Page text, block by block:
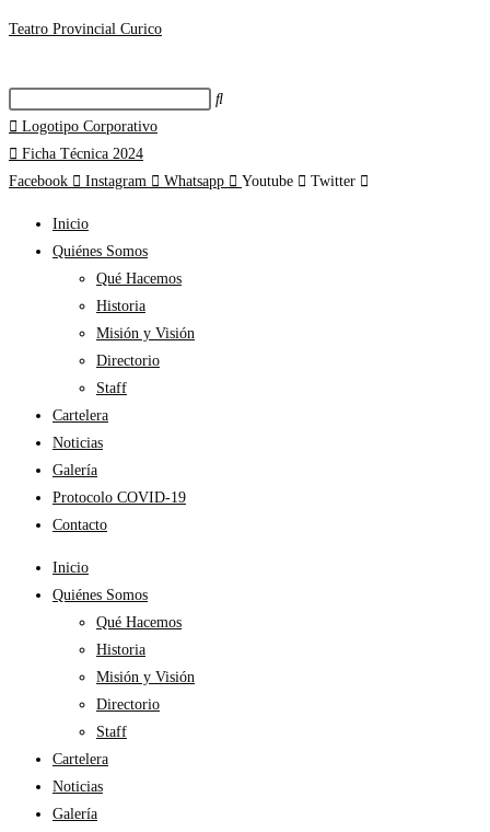
Teatro Provincial Curico
Logotipo Corporativo
Ficha Técnica 2024
Facebook
Instagram Whatsapp Youtube Twitter
Inicio
Quiénes Somos
Qué Hacemos
Historia
Misión y Visión
Directorio
Staff
Cartelera
Noticias
Galería
Protocolo COVID-19
Contacto
Inicio
Quiénes Somos
Qué Hacemos
Historia
Misión y Visión
Directorio
Staff
Cartelera
Noticias
Galería